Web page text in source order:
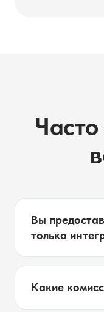
Вы
только
Какие